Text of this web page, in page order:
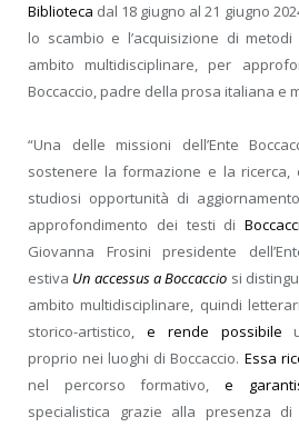
Biblioteca dal 18 giugno al 21 giugno
lo scambio e l’acquisizione di
ambito multidisciplinare, per
Boccaccio, padre della prosa italiana e
“Una delle missioni dell’Ente
sostenere la formazione e la
studiosi opportunità di
approfondimento dei testi di
Giovanna Frosini presidente
estiva Un accessus a Boccaccio si
ambito multidisciplinare, quindi
storico-artistico, e rende possibile
proprio nei luoghi di Boccaccio. Essa
nel percorso formativo, e
specialistica grazie alla presenza di